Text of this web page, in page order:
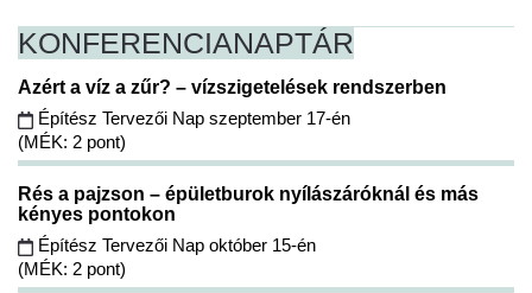
KONFERENCIANAPTÁR
Azért a víz a zűr? – vízszigetelések rendszerben
Építész Tervezői Nap szeptember 17-én
(MÉK: 2 pont)
Rés a pajzson – épületburok nyílászáróknál és más
kényes pontokon
Építész Tervezői Nap október 15-én
(MÉK: 2 pont)